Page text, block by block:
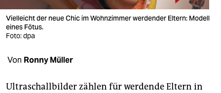
verlag
verlag
shop
fragen & hilfe
Vielleicht der neue Chic im Wohnzimmer werdender Eltern: Modell
eines Fötus.
Foto: dpa
Von Ronny Müller
Ultraschallbilder zählen für werdende Eltern in